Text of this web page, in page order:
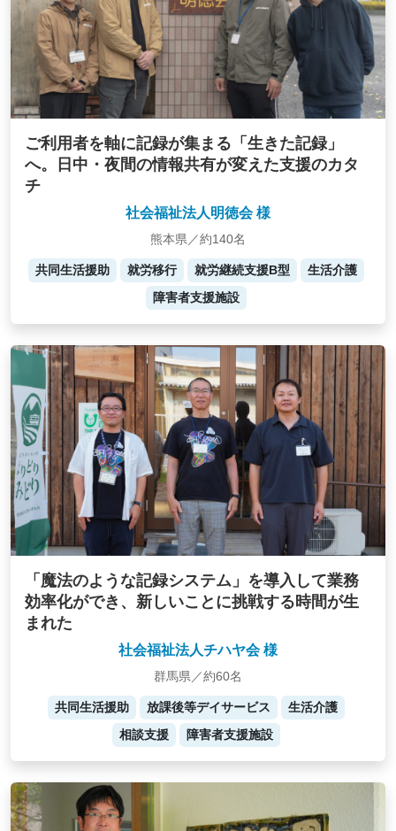
ご利用者を軸に記録が集まる「生きた記録」
へ。日中・夜間の情報共有が変えた支援のカタ
チ
社会福祉法人明徳会 様
熊本県／約140名
共同生活援助 就労移行 就労継続支援B型
生活介護
障害者支援施設
「魔法のような記録システム」を導入して業務
効率化ができ、新しいことに挑戦する時間が生
まれた
社会福祉法人チハヤ会 様
群馬県／約60名
共同生活援助 放課後等デイサービス
生活介護
相談支援
障害者支援施設